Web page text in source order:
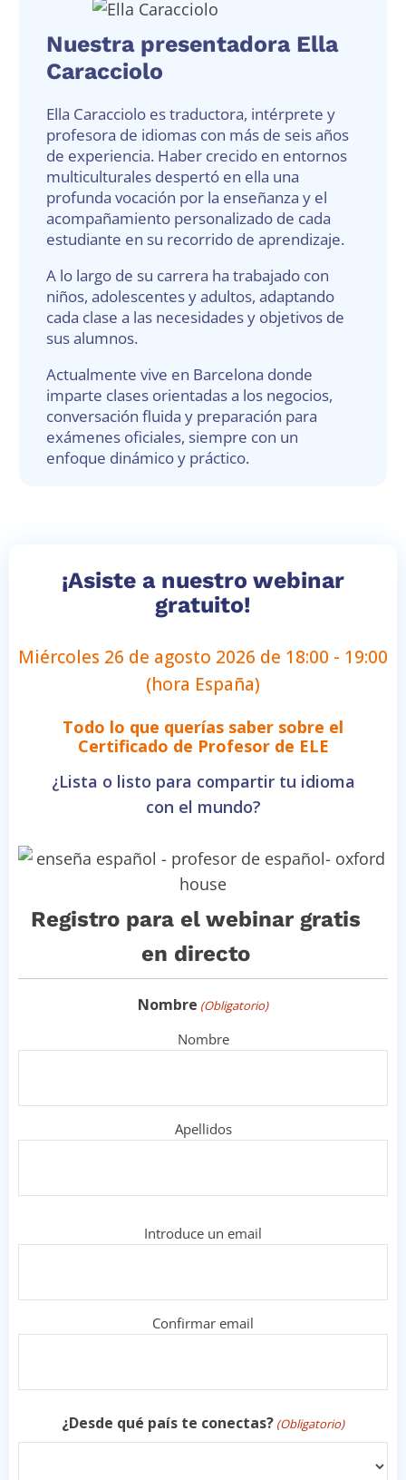
Nuestra presentadora Ella
Caracciolo
Ella Caracciolo es traductora, intérprete y
profesora de idiomas con más de seis años
de experiencia. Haber crecido en entornos
multiculturales despertó en ella una
profunda vocación por la enseñanza y el
acompañamiento personalizado de cada
estudiante en su recorrido de aprendizaje.
A lo largo de su carrera ha trabajado con
niños, adolescentes y adultos, adaptando
cada clase a las necesidades y objetivos de
sus alumnos.
Actualmente vive en Barcelona donde
imparte clases orientadas a los negocios,
conversación fluida y preparación para
exámenes oficiales, siempre con un
enfoque dinámico y práctico.
¡Asiste a nuestro webinar
gratuito!
Miércoles 26 de agosto 2026 de 18:00 - 19:00
(hora España)
Todo lo que querías saber sobre el
Certificado de Profesor de ELE
¿Lista o listo para compartir tu idioma
con el mundo?
Registro para el webinar gratis
en directo
Nombre (Obligatorio)
Nombre
Apellidos
Email
Introduce un email
Confirmar email
¿Desde qué país te conectas? (Obligatorio)